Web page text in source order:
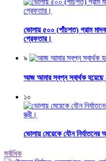
ভোলায় ৫০০ (পাঁচশত) গ্রাম
গ্রেফতার।
৯
আজ আমার স্বপ্ন স্বার্থক
১০
ভোলায় মেয়েকে যৌন নির্যাতনের
সর্বাধিক